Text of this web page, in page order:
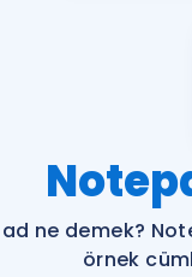
ne demek?
örnek